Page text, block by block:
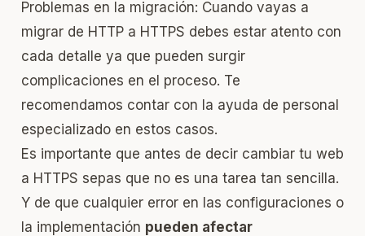
Problemas en la migración: Cuando vayas a
migrar de HTTP a HTTPS debes estar atento con
cada detalle ya que pueden surgir
complicaciones en el proceso. Te
recomendamos contar con la ayuda de personal
especializado en estos casos.
Es importante que antes de decir cambiar tu web
a HTTPS sepas que no es una tarea tan sencilla.
Y de que cualquier error en las configuraciones o
la implementación pueden afectar